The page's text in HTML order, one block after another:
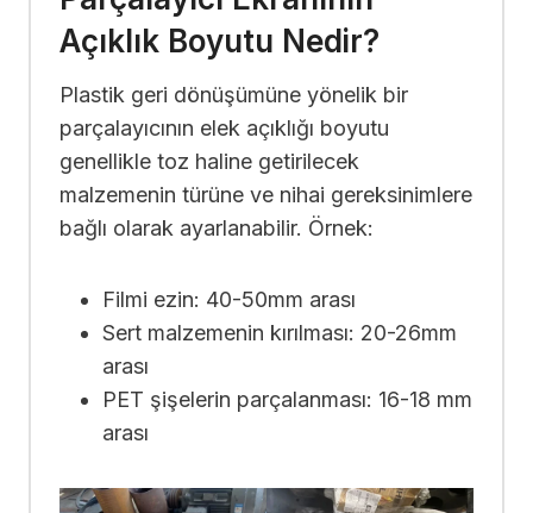
Açıklık Boyutu Nedir?
Plastik geri dönüşümüne yönelik bir
parçalayıcının elek açıklığı boyutu
genellikle toz haline getirilecek
malzemenin türüne ve nihai gereksinimlere
bağlı olarak ayarlanabilir. Örnek:
Filmi ezin: 40-50mm arası
Sert malzemenin kırılması: 20-26mm
arası
PET şişelerin parçalanması: 16-18 mm
arası